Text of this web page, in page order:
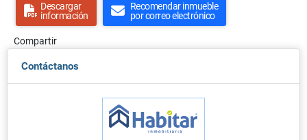
Descargar
información
Recomendar inmueble
por correo electrónico
Compartir
Contáctanos